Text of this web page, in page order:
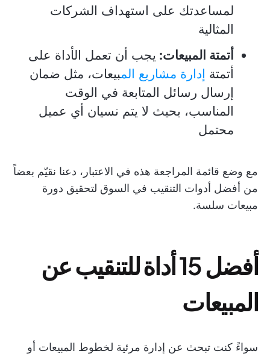
لمساعدتك على استهداف الشركات
المثالية
أتمتة المبيعات: يجب أن تعمل الأداة على
أتمتة إدارة مشاريع المبيعات، مثل ضمان
إرسال رسائل المتابعة في الوقت
المناسب، بحيث لا يتم نسيان أي عميل
محتمل
مع وضع قائمة المراجعة هذه في الاعتبار، دعنا نقيّم بعضاً
من أفضل أدوات التنقيب في السوق لتحقيق دورة
مبيعات سلسة.
أفضل 15 أداة للتنقيب عن
المبيعات
سواءً كنت تبحث عن إدارة مرئية لخطوط المبيعات أو